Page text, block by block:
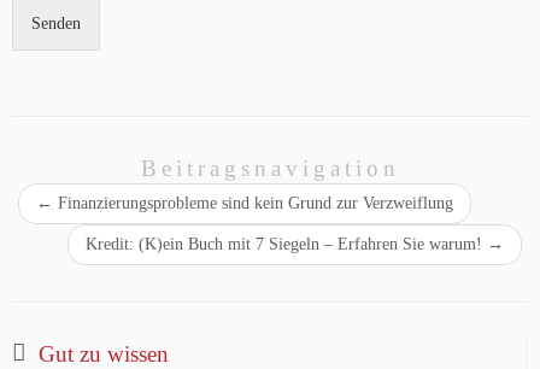
C
h
x
Senden
Beitragsnavigation
← Finanzierungsprobleme sind kein Grund zur Verzweiflung
Kredit: (K)ein Buch mit 7 Siegeln – Erfahren Sie warum! →
Gut zu wissen